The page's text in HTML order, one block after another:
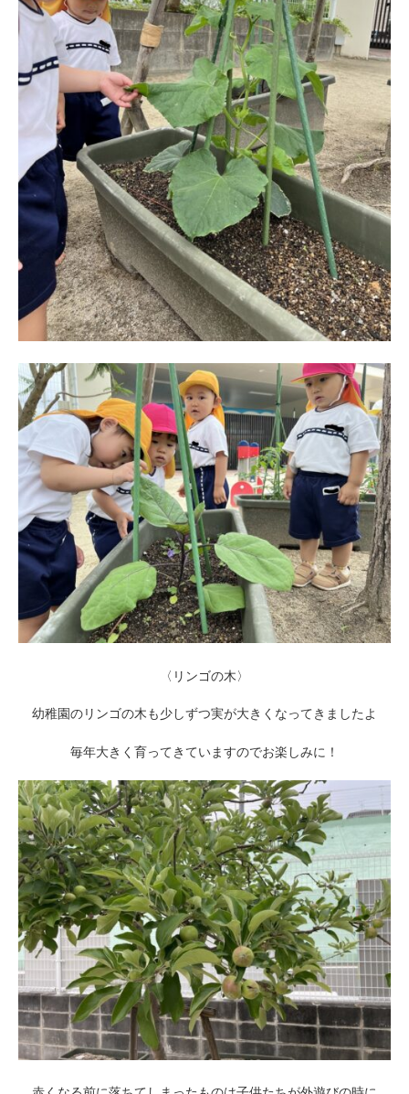
〈リンゴの木〉
幼稚園のリンゴの木も少しずつ実が大きくなってきましたよ
毎年大きく育ってきていますのでお楽しみに！